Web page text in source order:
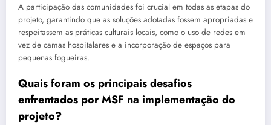
A participação das comunidades foi crucial em todas as etapas do
projeto, garantindo que as soluções adotadas fossem apropriadas e
respeitassem as práticas culturais locais, como o uso de redes em
vez de camas hospitalares e a incorporação de espaços para
pequenas fogueiras.
Quais foram os principais desafios
enfrentados por MSF na implementação do
projeto?